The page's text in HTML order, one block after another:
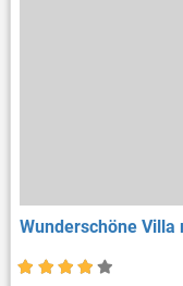
Wunderschöne